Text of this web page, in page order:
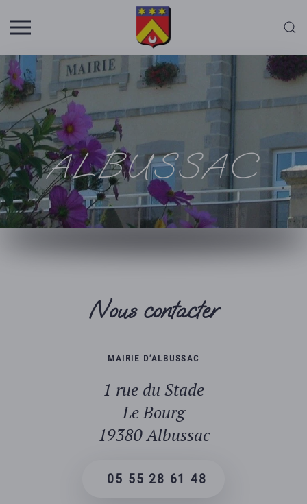
Skip to main content
ALBUSSAC
Nous contacter
MAIRIE D’ALBUSSAC
1 rue du Stade
Le Bourg
19380 Albussac
05 55 28 61 48